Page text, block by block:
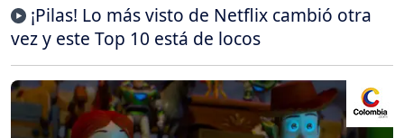
¡Pilas! Lo más visto de Netflix cambió otra
vez y este Top 10 está de locos